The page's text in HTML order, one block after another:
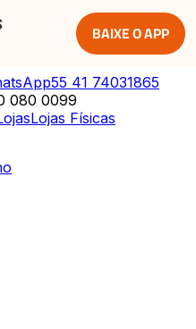
BAIXE O APP
55 41 74031865
080 0099
Lojas Físicas